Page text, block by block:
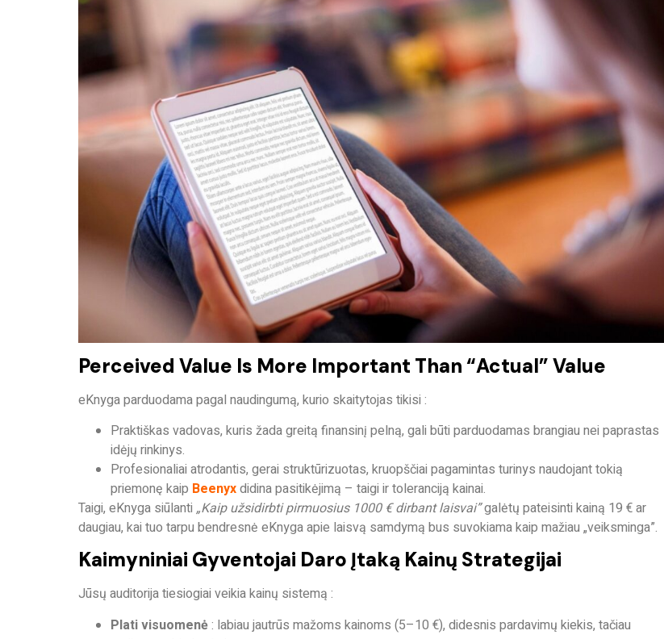
Perceived Value Is More Important Than “actual” Value
eKnyga parduodama pagal naudingumą, kurio skaitytojas tikisi :
Praktiškas vadovas, kuris žada greitą finansinį pelną, gali būti parduodamas brangiau nei paprastas
idėjų rinkinys.
Profesionaliai atrodantis, gerai struktūrizuotas, kruopščiai pagamintas turinys naudojant tokią
priemonę kaip Beenyxdidina pasitikėjimą – taigi ir toleranciją kainai.
Taigi, eKnyga siūlanti „Kaip užsidirbti pirmuosius 1000 € dirbant laisvai”galėtų pateisinti kainą 19 € ar
daugiau, kai tuo tarpu bendresnė eKnyga apie laisvą samdymą bus suvokiama kaip mažiau „veiksminga”.
Kaimyniniai Gyventojai Daro Įtaką Kainų Strategijai
Jūsų auditorija tiesiogiai veikia kainų sistemą :
Plati visuomenė: labiau jautrūs mažoms kainoms (5–10 €), didesnis pardavimų kiekis, tačiau